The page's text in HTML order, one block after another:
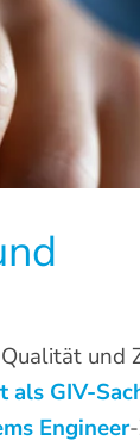
und
als GIV-
Engineer